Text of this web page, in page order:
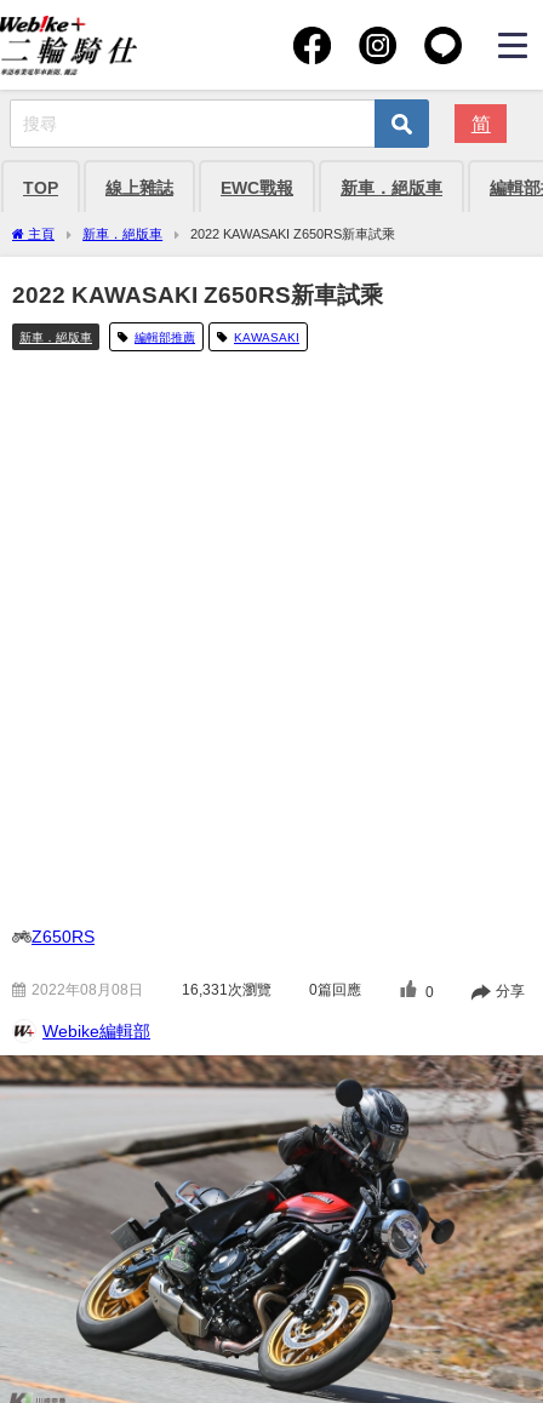
简
TOP 線上雜誌 EWC戰報 新車．絕版車 編輯
主頁 新車．絕版車 2022 KAWASAKI Z650RS新車試乘
2022 KAWASAKI Z650RS新車試乘
新車．絕版車 編輯部推薦 KAWASAKI
Z650RS
2022年08月08日 16,331 次瀏覽 0篇回應 0 分享
Webike編輯部